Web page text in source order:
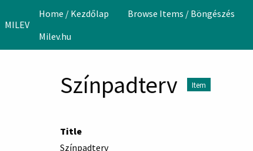
MILEV
Home / Kezdőlap Browse Items / Böngészés
Milev.hu
Színpadterv Item
Title
Színpadterv